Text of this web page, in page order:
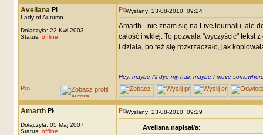
Avellana
Lady of Autumn
Dołączyła: 22 Kwi 2003
Status: offline
Wysłany: 23-08-2010, 09:24
Amarth - nie znam się na LiveJournalu, ale
całość i wklej. To pozwala "wyczyścić" tekst
i działa, bo też się rozkrzaczało, jak
Hey, maybe I'll dye my hair, maybe I move
Amarth
Dołączyła: 05 Maj 2007
Status: offline
Wysłany: 23-08-2010, 09:29
Avellana napisał/a: